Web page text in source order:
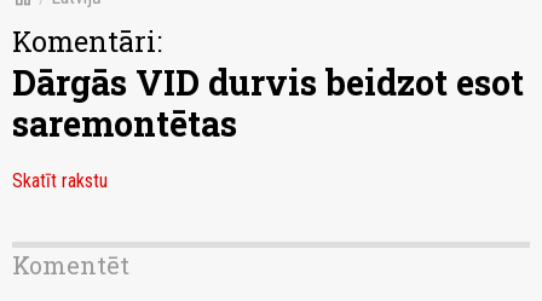
Komentāri:
Dārgās VID durvis beidzot esot
saremontētas
Skatīt rakstu
Komentēt